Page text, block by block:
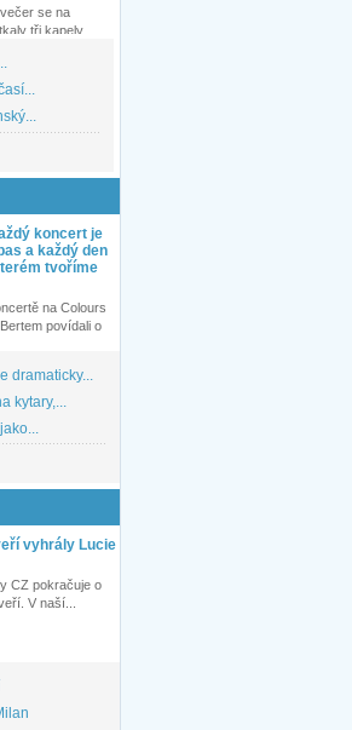
se na
tři kapely...
koncert je
a každý den
tvoříme
na Colours
povídali o
kytary,...
vyhrály Lucie
CZ pokračuje o
V naší...